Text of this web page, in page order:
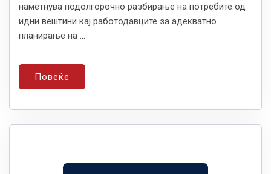
наметнува подолгорочно разбирање на потребите од
идни вештини кај работодавците за адекватно
планирање на ...
Повеќе